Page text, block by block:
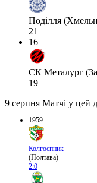
Поділля
21
16
СК Металург
19
9 серпня Матчі у цей
1959
Колгоспник
(Полтава)
2:0